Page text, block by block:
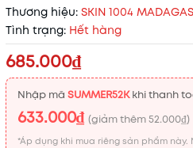
Thương hiệu: SKIN 1004
Tình trạng: Hết hàng
685.000₫
Nhập mã SUMMER52Kkhi thanh
633.000₫ (giảm thêm52.000₫)
*Áp dụng khi mua riêng sản phẩm